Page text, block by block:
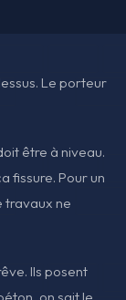
Le porteur
être à niveau.
fissure. Pour un
travaux ne
Ils posent